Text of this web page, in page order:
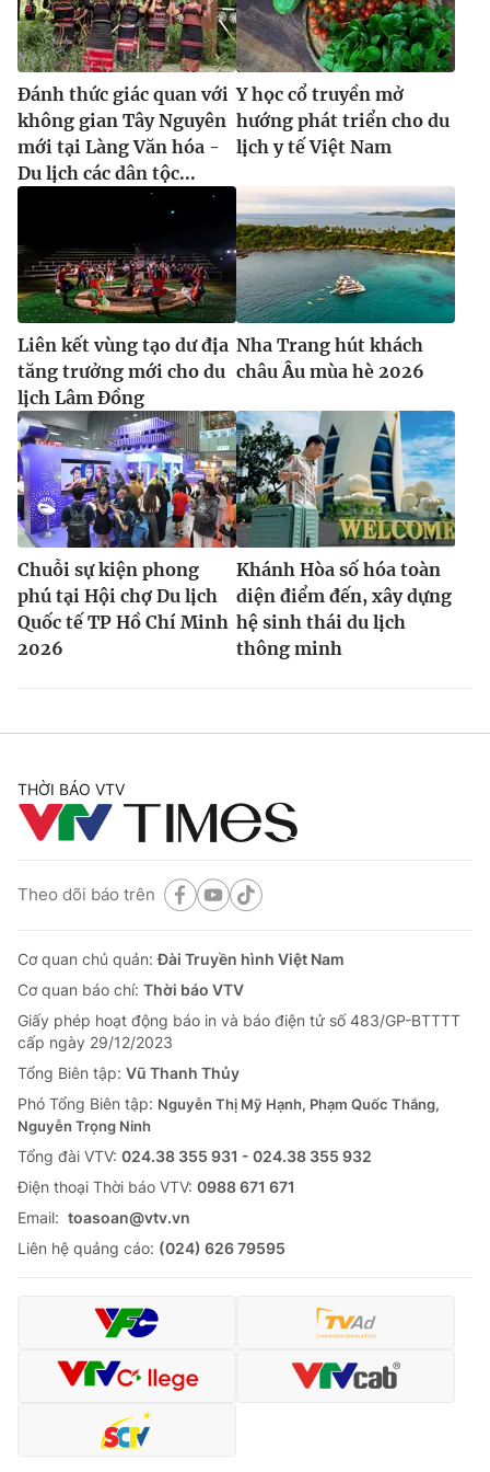
Ðiện thoại Thời báo VTV:024.66 897 897
Email:toasoan@vtv.vn
Liên hệ quảng cáo:024-7300.7108
® Cấm sao chép dưới mọi hình thức nếu không có sự chấp
thuận bằng văn bản. Ghi rõ nguồn VTV.vn khi phát hành lại
thông tin từ website này.
Đánh thức giác quan với
không gian Tây Nguyên
mới tại Làng Văn hóa -
Du lịch các dân tộc...
Y học cổ truyền mở
hướng phát triển cho du
lịch y tế Việt Nam
Liên kết vùng tạo dư địa
tăng trưởng mới cho du
lịch Lâm Đồng
Nha Trang hút khách
châu Âu mùa hè 2026
Chuỗi sự kiện phong
phú tại Hội chợ Du lịch
Quốc tế TP Hồ Chí Minh
2026
Khánh Hòa số hóa toàn
diện điểm đến, xây dựng
hệ sinh thái du lịch
thông minh
THỜI BÁO VTV
Theo dõi báo trên
Cơ quan chủ quản:Đài Truyền hình Việt Nam
Cơ quan báo chí: Thời báo VTV
Giấy phép hoạt động báo in và báo điện tử số 483/GP-BTTTT
cấp ngày 29/12/2023
Tổng Biên tập: Vũ Thanh Thủy
Phó Tổng Biên tập: Nguyễn Thị Mỹ Hạnh, Phạm Quốc Thắng,
Nguyễn Trọng Ninh
Tổng đài VTV: 024.38 355 931 - 024.38 355 932
Ðiện thoại Thời báo VTV: 0988 671 671
Email: toasoan@vtv.vn
Liên hệ quảng cáo: (024) 626 79595